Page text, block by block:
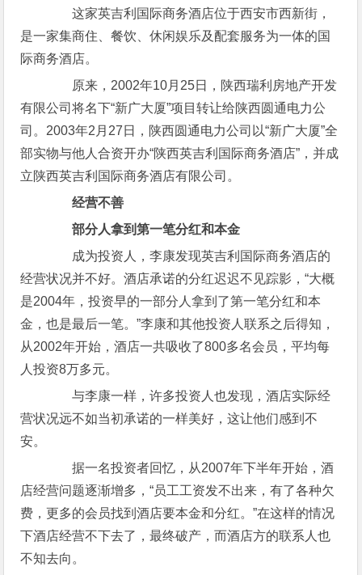
这家英吉利国际商务酒店位于西安市西新街，
是一家集商住、餐饮、休闲娱乐及配套服务为一体的国
际商务酒店。
原来，2002年10月25日，陕西瑞利房地产开发
有限公司将名下“新广大厦”项目转让给陕西圆通电力公
司。2003年2月27日，陕西圆通电力公司以“新广大厦”全
部实物与他人合资开办“陕西英吉利国际商务酒店”，并成
立陕西英吉利国际商务酒店有限公司。
经营不善
部分人拿到第一笔分红和本金
成为投资人，李康发现英吉利国际商务酒店的
经营状况并不好。酒店承诺的分红迟迟不见踪影，“大概
是2004年，投资早的一部分人拿到了第一笔分红和本
金，也是最后一笔。”李康和其他投资人联系之后得知，
从2002年开始，酒店一共吸收了800多名会员，平均每
人投资8万多元。
与李康一样，许多投资人也发现，酒店实际经
营状况远不如当初承诺的一样美好，这让他们感到不
安。
据一名投资者回忆，从2007年下半年开始，酒
店经营问题逐渐增多，“员工工资发不出来，有了各种欠
费，更多的会员找到酒店要本金和分红。”在这样的情况
下酒店经营不下去了，最终破产，而酒店方的联系人也
不知去向。